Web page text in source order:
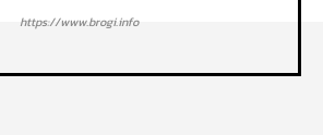
https://www.brogi.info